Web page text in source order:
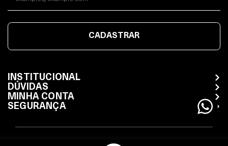
CADASTRAR
INSTITUCIONAL
DÚVIDAS
MINHA CONTA
SEGURANÇA